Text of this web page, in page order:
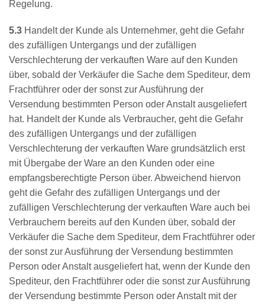
Regelung.
5.3 Handelt der Kunde als Unternehmer, geht die Gefahr
des zufälligen Untergangs und der zufälligen
Verschlechterung der verkauften Ware auf den Kunden
über, sobald der Verkäufer die Sache dem Spediteur, dem
Frachtführer oder der sonst zur Ausführung der
Versendung bestimmten Person oder Anstalt ausgeliefert
hat. Handelt der Kunde als Verbraucher, geht die Gefahr
des zufälligen Untergangs und der zufälligen
Verschlechterung der verkauften Ware grundsätzlich erst
mit Übergabe der Ware an den Kunden oder eine
empfangsberechtigte Person über. Abweichend hiervon
geht die Gefahr des zufälligen Untergangs und der
zufälligen Verschlechterung der verkauften Ware auch bei
Verbrauchern bereits auf den Kunden über, sobald der
Verkäufer die Sache dem Spediteur, dem Frachtführer oder
der sonst zur Ausführung der Versendung bestimmten
Person oder Anstalt ausgeliefert hat, wenn der Kunde den
Spediteur, den Frachtführer oder die sonst zur Ausführung
der Versendung bestimmte Person oder Anstalt mit der